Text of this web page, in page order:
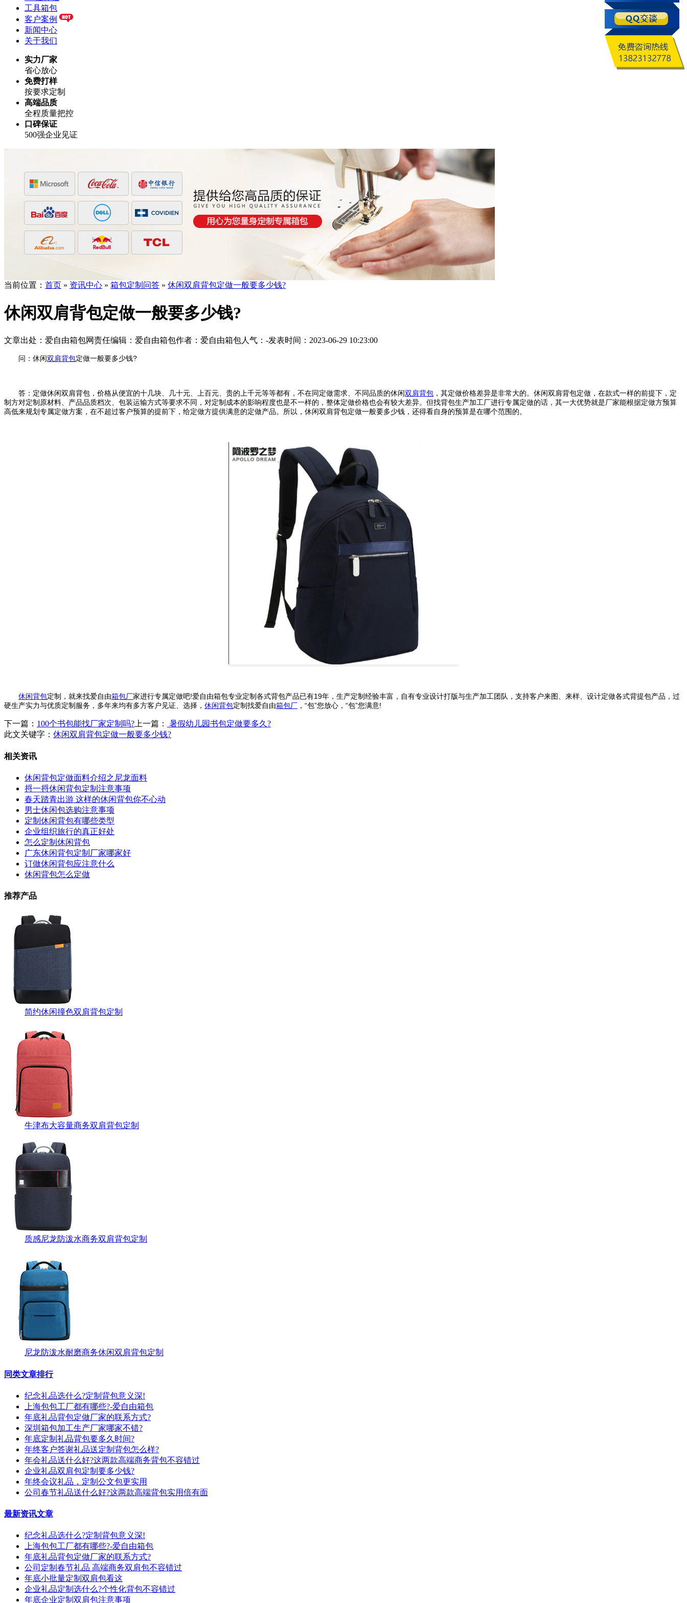
工具箱包
客户案例
新闻中心
关于我们
实力厂家
省心放心
免费打样
按要求定制
高端品质
全程质量把控
口碑保证
500强企业见证
当前位置： 首页 » 资讯中心 » 箱包定制问答 » 休闲双肩背包定做一般要多少钱?
休闲双肩背包定做一般要多少钱?
文章出处：爱自由箱包网责任编辑：爱自由箱包作者：爱自由箱包人气： -发表时间：2023-06-29 10:23:00
问：休闲双肩背包定做一般要多少钱?
答：定做休闲双肩背包，价格从便宜的十几块、几十元、上百元、贵的上千元等等都有，不在同定做需求、不同品质的休闲双肩背包 ，其定做价格差异是非常大的。休闲双肩背包定做，在款式一样的前提下，定
制方对定制原材料、产品品质档次、包装运输方式等要求不同，对定制成本的影响程度也是不一样的，整体定做价格也会有较大差异。但找背包生产加工厂进行专属定做的话，其一大优势就是厂家能根据定做方预算
高低来规划专属定做方案，在不超过客户预算的提前下，给定做方提供满意的定做产品。所以，休闲双肩背包定做一般要多少钱，还得看自身的预算是在哪个范围的。
休闲背包定制，就来找爱自由箱包厂家进行专属定做吧!爱自由箱包专业定制各式背包产品已有19年，生产定制经验丰富，自有专业设计打版与生产加工团队，支持客户来图、来样、设计定做各式背提包产品，过
硬生产实力与优质定制服务，多年来均有多方客户见证、选择， 休闲背包定制找爱自由箱包厂 ，“包”您放心，“包”您满意!
下一篇： 100个书包能找厂家定制吗? 上一篇：
暑假幼儿园书包定做要多久?
此文关键字： 休闲双肩背包定做一般要多少钱?
相关资讯
休闲背包定做面料介绍之尼龙面料
捋一捋休闲背包定制注意事项
春天踏青出游 这样的休闲背包你不心动
男士休闲包选购注意事项
定制休闲背包有哪些类型
企业组织旅行的真正好处
怎么定制休闲背包
广东休闲背包定制厂家哪家好
订做休闲背包应注意什么
休闲背包怎么定做
推荐产品
简约休闲撞色双肩背包定制
牛津布大容量商务双肩背包定制
质感尼龙防泼水商务双肩背包定制
尼龙防泼水耐磨商务休闲双肩背包定制
同类文章排行
纪念礼品选什么?定制背包意义深!
上海包包工厂都有哪些?-爱自由箱包
年底礼品背包定做厂家的联系方式?
深圳箱包加工生产厂家哪家不错?
年底定制礼品背包要多久时间?
年终客户答谢礼品送定制背包怎么样?
年会礼品送什么好?这两款高端商务背包不容错过
企业礼品双肩包定制要多少钱?
年终会议礼品，定制公文包更实用
公司春节礼品送什么好?这两款高端背包实用倍有面
最新资讯文章
纪念礼品选什么?定制背包意义深!
上海包包工厂都有哪些?-爱自由箱包
年底礼品背包定做厂家的联系方式?
公司定制春节礼品 高端商务双肩包不容错过
年底小批量定制双肩包看这
企业礼品定制选什么?个性化背包不容错过
年底企业定制双肩包注意事项